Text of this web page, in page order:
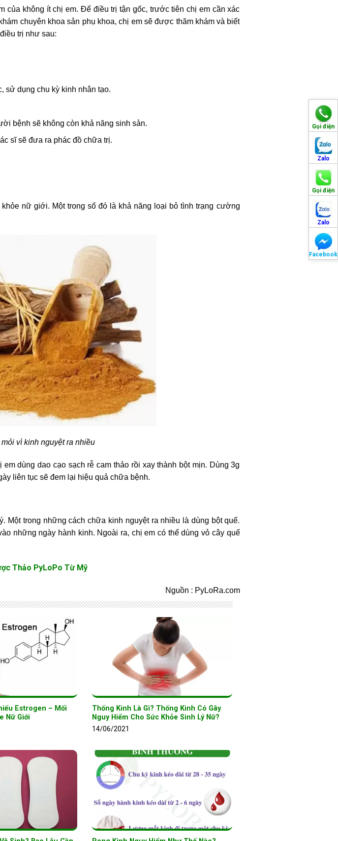
Gọi điện
Zalo
Gọi điện
Zalo
Facebook
của không ít chị em. Để điều trị tận gốc, trước tiên chị em cần xác
chuyên khoa sản phụ khoa, chị em sẽ được thăm khám và biết
trị như sau:
sử dụng chu kỳ kinh nhân tạo.
bệnh sẽ không còn khả năng sinh sản.
sĩ sẽ đưa ra phác đồ chữa trị.
nữ giới. Một trong số đó là khả năng loại bỏ tình trạng cường
vì kinh nguyệt ra nhiều
dùng dao cạo sạch rễ cam thảo rồi xay thành bột mịn. Dùng 3g
liên tục sẽ đem lại hiệu quả chữa bệnh.
Một trong những cách chữa kinh nguyệt ra nhiều là dùng bột quế.
những ngày hành kinh. Ngoài ra, chị em có thể dùng vỏ cây quế
Thảo PyLoPo Từ Mỹ
Nguồn : PyLoRa.com
Estrogen – Mối
Nữ Giới
Thống Kinh Là Gì? Thống Kinh Có Gây
Nguy Hiểm Cho Sức Khỏe Sinh Lý Nữ?
14/06/2021